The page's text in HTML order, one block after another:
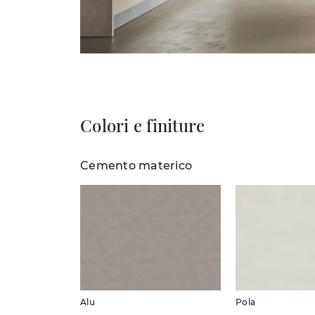
Colori e finiture
Cemento materico
Alu Pola